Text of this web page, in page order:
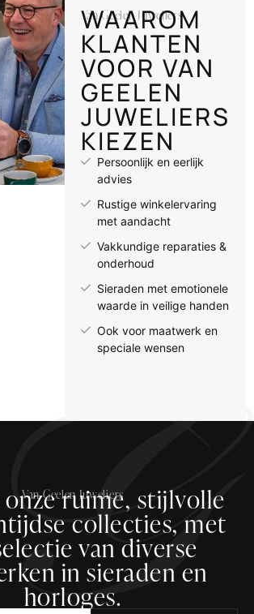
Van Geelen Juweliers
WAAROM
KLANTEN
VOOR VAN
GEELEN
JUWELIERS
KIEZEN
Persoonlijk en eerlijk
advies
Rustige winkelervaring
met aandacht
Vakkundige reparaties &
onderhoud
Sieraden met emotionele
waarde in veilige handen
Ook voor maatwerk en
speciale wensen
Van Geelen Juweliers
ruime, stijlvolle
collecties, met
van diverse
in sieraden en
horloges.